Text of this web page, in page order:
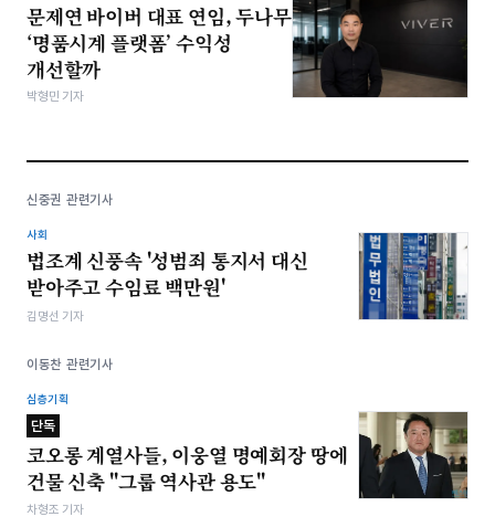
문제연 바이버 대표 연임, 두나무
‘명품시계 플랫폼’ 수익성
개선할까
박형민 기자
신중권 관련기사
사회
법조계 신풍속 '성범죄 통지서 대신
받아주고 수임료 백만원'
김명선 기자
이동찬 관련기사
심층기획
단독
코오롱 계열사들, 이웅열 명예회장 땅에
건물 신축 "그룹 역사관 용도"
차형조 기자